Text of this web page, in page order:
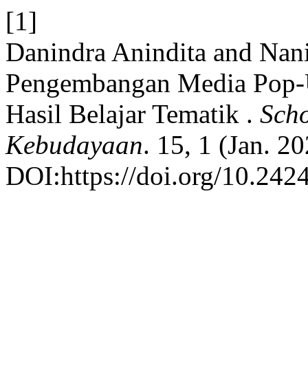
[1]
Danindra Anindita and
Pengembangan Media
Hasil Belajar Tematik .
Kebudayaan. 15, 1 (Jan.
DOI:https://doi.org/